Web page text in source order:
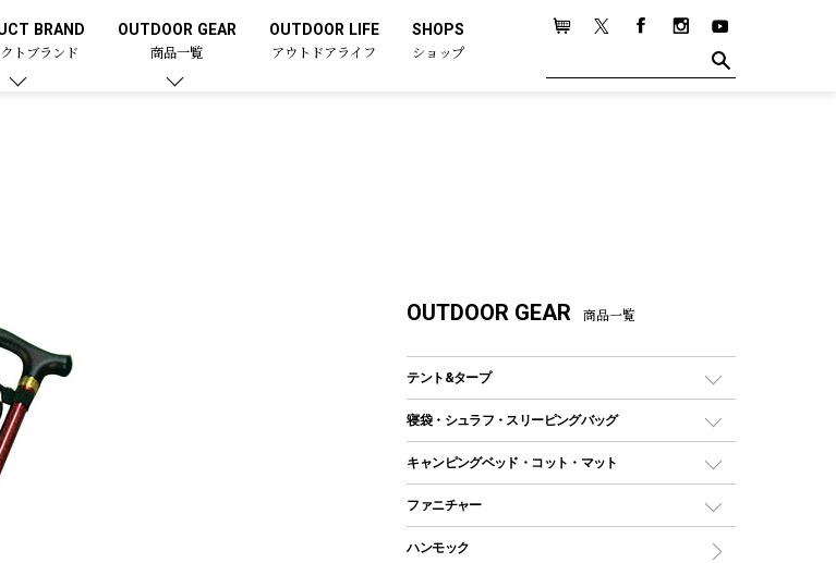
BRAND
トブランド
OUTDOOR GEAR
商品一覧
OUTDOOR LIFE
アウトドアライフ
SHOPS
ショップ
OUTDOOR GEAR 商品一覧
テント&タープ
テント
ツールームテント
ワンポールテント
シェルターテント
寝袋・シュラフ・スリーピングバッグ
レクタングラー型（封筒型）シュラフ
インナーシュラフ
キャンピングベッド・コット・マット
キャンピングベッド・コット
ファニチャー
アウトドアテーブル
ハンモック